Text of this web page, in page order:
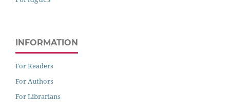
INFORMATION
For Readers
For Authors
For Librarians